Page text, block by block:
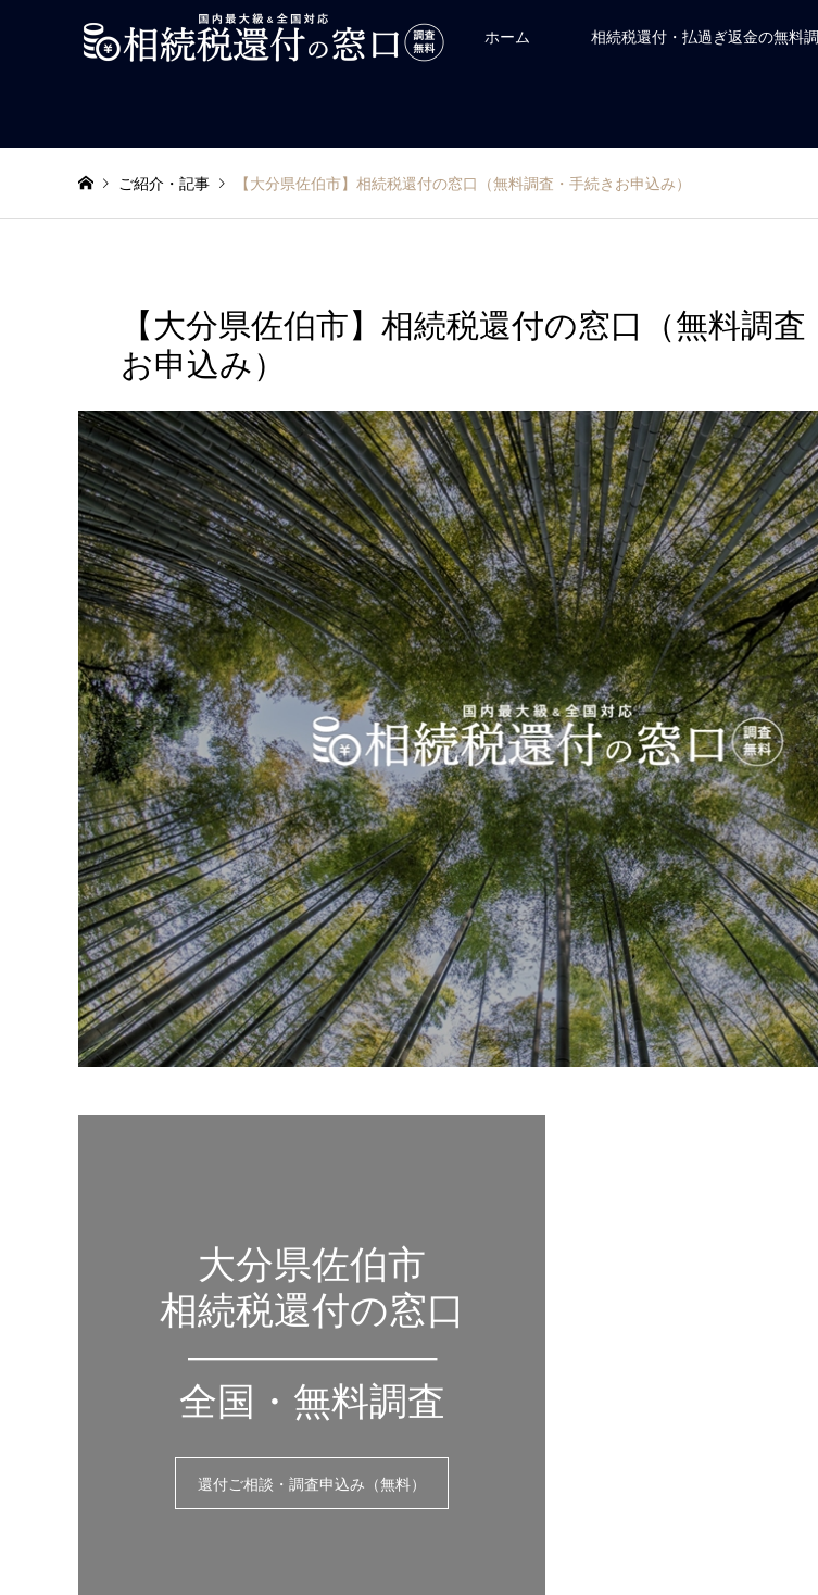
ホーム 相続税還付・払過ぎ返金の無料調
ご紹介・記事 【大分県佐伯市】相続税還付の窓口（無料調査・手続きお申込み）
【大分県佐伯市】相続税還付の窓口（無料調査
お申込み）
大分県佐伯市
相続税還付の窓口
——————–
全国・無料調査
還付ご相談・調査申込み（無料）